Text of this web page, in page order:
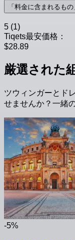
「料金に含まれるも
5 (1)
Tiqets最安価格：
$28.89
厳選された
ツウィンガーとド
せませんか？一緒
-5%